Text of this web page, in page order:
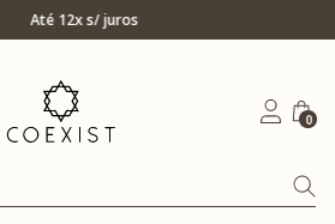
Até 12x s/ juros
Home Prata
0